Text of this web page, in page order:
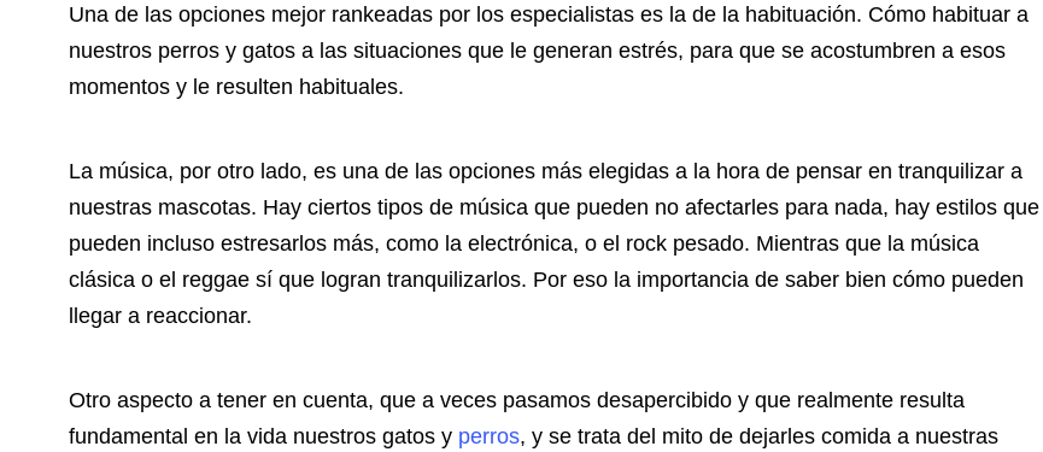
Una de las opciones mejor rankeadas por los especialistas es la de la habituación. Cómo habituar a
nuestros perros y gatos a las situaciones que le generan estrés, para que se acostumbren a esos
momentos y le resulten habituales.
La música, por otro lado, es una de las opciones más elegidas a la hora de pensar en tranquilizar a
nuestras mascotas. Hay ciertos tipos de música que pueden no afectarles para nada, hay estilos que
pueden incluso estresarlos más, como la electrónica, o el rock pesado. Mientras que la música
clásica o el reggae sí que logran tranquilizarlos. Por eso la importancia de saber bien cómo pueden
llegar a reaccionar.
Otro aspecto a tener en cuenta, que a veces pasamos desapercibido y que realmente resulta
fundamental en la vida nuestros gatos y perros, y se trata del mito de dejarles comida a nuestras